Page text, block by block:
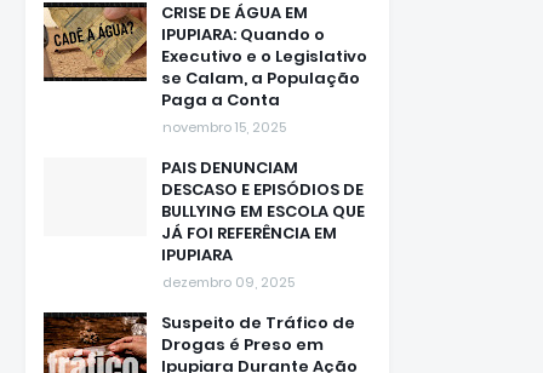
CRISE DE ÁGUA EM
IPUPIARA: Quando o
Executivo e o Legislativo
se Calam, a População
Paga a Conta
novembro 15, 2025
PAIS DENUNCIAM
DESCASO E EPISÓDIOS DE
BULLYING EM ESCOLA QUE
JÁ FOI REFERÊNCIA EM
IPUPIARA
dezembro 09, 2025
Suspeito de Tráfico de
Drogas é Preso em
Ipupiara Durante Ação